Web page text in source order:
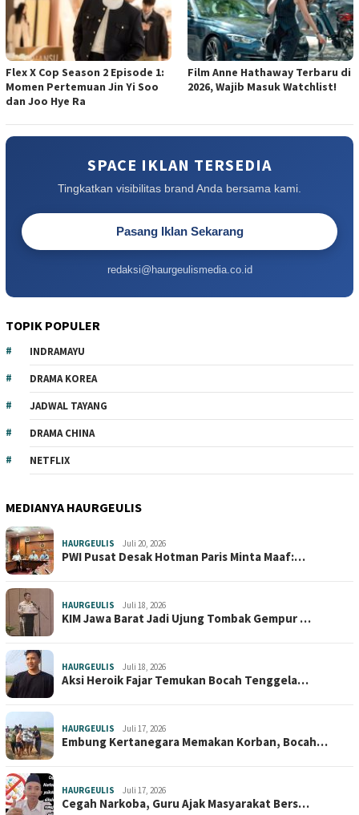
Flex X Cop Season 2 Episode 1:
Momen Pertemuan Jin Yi Soo
dan Joo Hye Ra
Film Anne Hathaway Terbaru di
2026, Wajib Masuk Watchlist!
SPACE IKLAN TERSEDIA
Tingkatkan visibilitas brand Anda bersama kami.
Pasang Iklan Sekarang
redaksi@haurgeulismedia.co.id
TOPIK POPULER
INDRAMAYU
DRAMA KOREA
JADWAL TAYANG
DRAMA CHINA
NETFLIX
MEDIANYA HAURGEULIS
HAURGEULIS Juli 20, 2026
PWI Pusat Desak Hotman Paris Minta Maaf:…
HAURGEULIS Juli 18, 2026
KIM Jawa Barat Jadi Ujung Tombak Gempur …
HAURGEULIS Juli 18, 2026
Aksi Heroik Fajar Temukan Bocah Tenggela…
HAURGEULIS Juli 17, 2026
Embung Kertanegara Memakan Korban, Bocah…
HAURGEULIS Juli 17, 2026
Cegah Narkoba, Guru Ajak Masyarakat Bers…